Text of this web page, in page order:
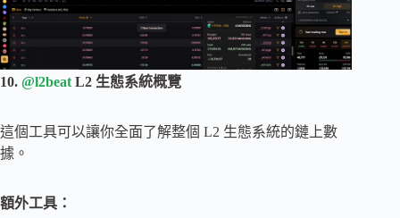
10. @l2beat L2 生態系統概覽
這個工具可以讓你全面了解整個 L2 生態系統的鏈上數
據。
額外工具：